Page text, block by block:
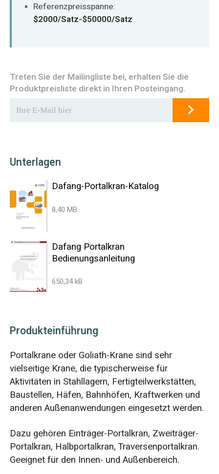
Referenzpreisspanne:
$2000/Satz-$50000/Satz
Treten Sie der Mailingliste bei, erhalten Sie die
Produktpreisliste direkt in Ihren Posteingang.
Unterlagen
Dafang-Portalkran-Katalog
8,40 MB
Dafang Portalkran
Bedienungsanleitung
650,34 kB
Produkteinführung
Portalkrane oder Goliath-Krane sind sehr
vielseitige Krane, die typischerweise für
Aktivitäten in Stahllagern, Fertigteilwerkstätten,
Baustellen, Häfen, Bahnhöfen, Kraftwerken und
anderen Außenanwendungen eingesetzt werden.
Dazu gehören Einträger-Portalkran, Zweiträger-
Portalkran, Halbportalkran, Traversenportalkran.
Geeignet für den Innen- und Außenbereich.